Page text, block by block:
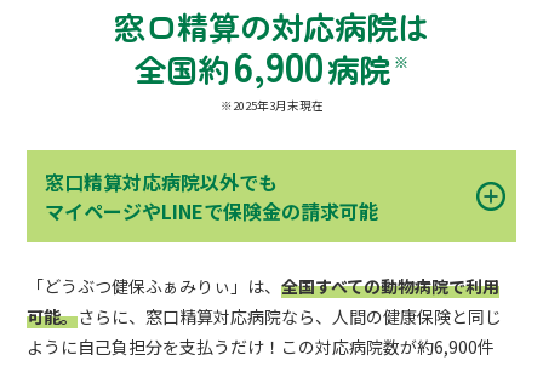
窓口精算の対応病院は
全国約6,900病院 ※
※2025年3月末現在
窓口精算対応病院以外でも
マイページやLINEで保険金の請求可能
「どうぶつ健保ふぁみりぃ」は、全国すべての動物病院で利用
可能。さらに、窓口精算対応病院なら、人間の健康保険と同じ
ように自己負担分を支払うだけ！この対応病院数が約6,900件